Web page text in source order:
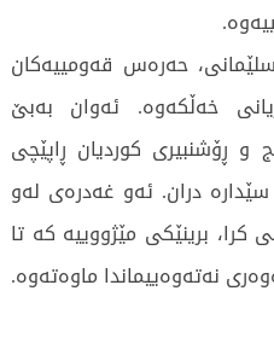
حەرەس قەومییەکان
خەڵکەوە. ئەوان بەبێ
و ڕۆشنبیری کوردیان ڕاپێچی
سێدارە دران. ئەو غەدرەی لەو
کرا، برینێکی مێژووییە کە تا
نەتەوەییماندا ماوەتەوە.